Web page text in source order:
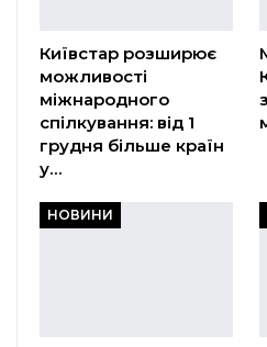
Київстар розширює
можливості
міжнародного
спілкування: від 1
грудня більше країн
у…
НОВИНИ